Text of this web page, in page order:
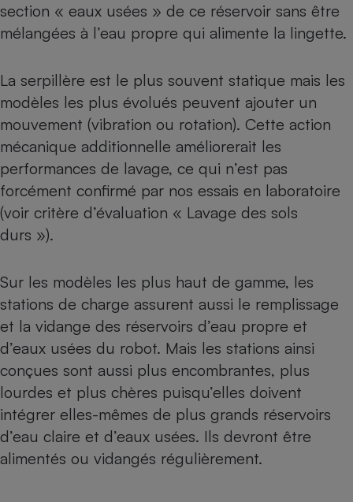
section « eaux usées » de ce réservoir sans être
mélangées à l’eau propre qui alimente la lingette.
La serpillère est le plus souvent statique mais les
modèles les plus évolués peuvent ajouter un
mouvement (vibration ou rotation). Cette action
mécanique additionnelle améliorerait les
performances de lavage, ce qui n’est pas
forcément confirmé par nos essais en laboratoire
(voir critère d’évaluation « Lavage des sols
durs »).
Sur les modèles les plus haut de gamme, les
stations de charge assurent aussi le remplissage
et la vidange des réservoirs d’eau propre et
d’eaux usées du robot. Mais les stations ainsi
conçues sont aussi plus encombrantes, plus
lourdes et plus chères puisqu’elles doivent
intégrer elles-mêmes de plus grands réservoirs
d’eau claire et d’eaux usées. Ils devront être
alimentés ou vidangés régulièrement.